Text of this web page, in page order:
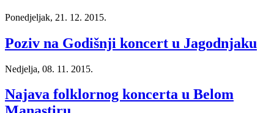
Ponedjeljak, 21. 12. 2015.
Poziv na Godišnji koncert u Jagodnjaku
Nedjelja, 08. 11. 2015.
Najava folklornog koncerta u Belom